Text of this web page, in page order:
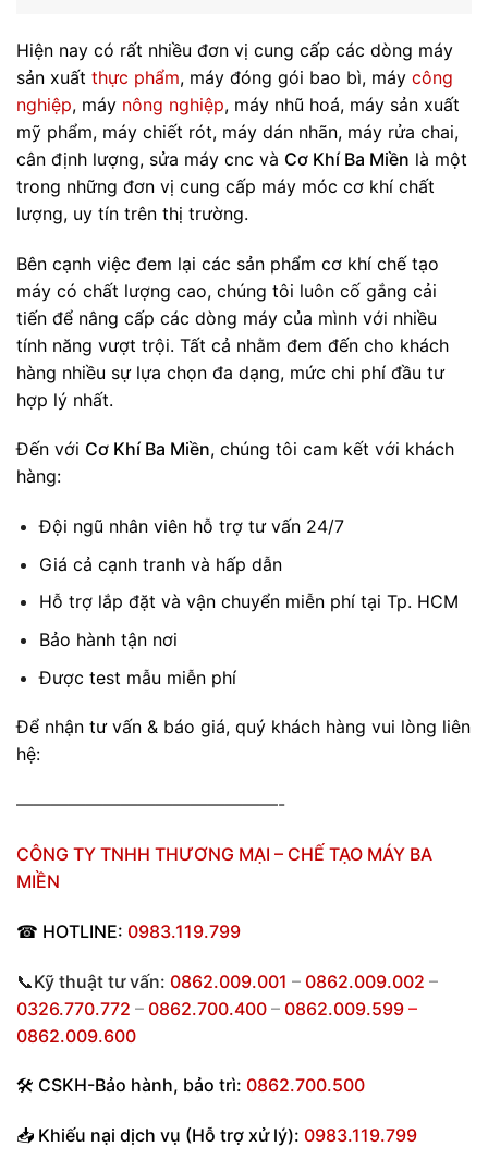
Hiện nay có rất nhiều đơn vị cung cấp các dòng máy
sản xuất thực phẩm, máy đóng gói bao bì, máy công
nghiệp, máy nông nghiệp, máy nhũ hoá, máy sản xuất
mỹ phẩm, máy chiết rót, máy dán nhãn, máy rửa chai,
cân định lượng, sửa máy cnc và Cơ Khí Ba Miền là một
trong những đơn vị cung cấp máy móc cơ khí chất
lượng, uy tín trên thị trường.
Bên cạnh việc đem lại các sản phẩm cơ khí chế tạo
máy có chất lượng cao, chúng tôi luôn cố gắng cải
tiến để nâng cấp các dòng máy của mình với nhiều
tính năng vượt trội. Tất cả nhằm đem đến cho khách
hàng nhiều sự lựa chọn đa dạng, mức chi phí đầu tư
hợp lý nhất.
Đến với Cơ Khí Ba Miền, chúng tôi cam kết với khách
hàng:
Đội ngũ nhân viên hỗ trợ tư vấn 24/7
Giá cả cạnh tranh và hấp dẫn
Hỗ trợ lắp đặt và vận chuyển miễn phí tại Tp. HCM
Bảo hành tận nơi
Được test mẫu miễn phí
Để nhận tư vấn & báo giá, quý khách hàng vui lòng liên
hệ:
———————————————-
CÔNG TY TNHH THƯƠNG MẠI – CHẾ TẠO MÁY BA
MIỀN
☎ HOTLINE: 0983.119.799
📞Kỹ thuật tư vấn: 0862.009.001 – 0862.009.002 –
0326.770.772 – 0862.700.400 – 0862.009.599 –
0862.009.600
🛠 CSKH-Bảo hành, bảo trì: 0862.700.500
📥 Khiếu nại dịch vụ (Hỗ trợ xử lý): 0983.119.799